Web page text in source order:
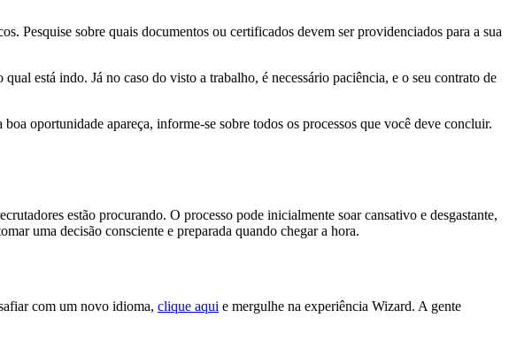
Pesquise sobre quais documentos ou certificados devem ser providenciados para a sua
está indo. Já no caso do visto a trabalho, é necessário paciência, e o seu contrato de
oportunidade apareça, informe-se sobre todos os processos que você deve concluir.
estão procurando. O processo pode inicialmente soar cansativo e desgastante,
uma decisão consciente e preparada quando chegar a hora.
com um novo idioma, clique aqui e mergulhe na experiência Wizard. A gente